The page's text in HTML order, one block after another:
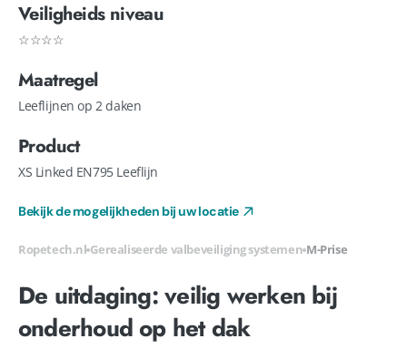
Veiligheids niveau
☆☆☆☆
Maatregel
Leeflijnen op 2 daken
Product
XS Linked EN795 Leeflijn
Bekijk de mogelijkheden bij uw locatie
Ropetech.nl Gerealiseerde valbeveiliging systemen M-Prise
De uitdaging: veilig werken bij
onderhoud op het dak